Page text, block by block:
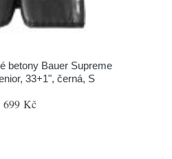
betony Bauer Supreme
33+1", černá, S
699 Kč